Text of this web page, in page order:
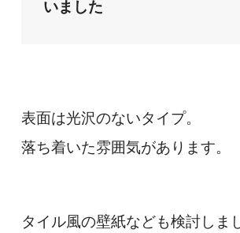
いました
表面は光沢のないタイプ。
落ち着いた雰囲気があります。
タイル風の壁紙なども検討しま